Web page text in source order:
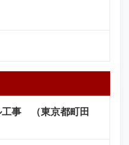
事 （東京都町田